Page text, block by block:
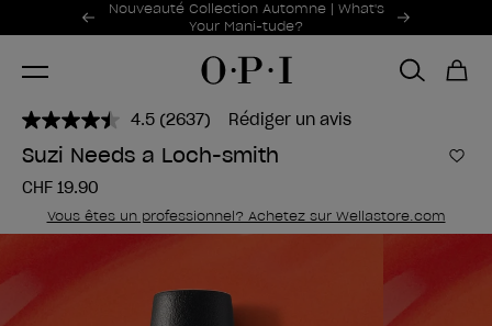
Offres promotionnelles
Nouveauté Collection Automne | What's
Your Mani-tude?
Item 1 of 2
4.5 Lire
2637
avis.
la
même
(2637) Rédiger un avis
Suzi Needs a Loch-smith
CHF 19.90
Vous êtes un professionnel? Achetez sur Wellastore.com